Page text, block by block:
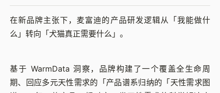
在新品牌主张下，麦富迪的产品研发逻辑从「我能做什
么」转向「犬猫真正需要什么」。
基于 WarmData 洞察，品牌构建了一个覆盖全生命周
期、回应多元天性需求的「产品谱系归纳的「天性需求图